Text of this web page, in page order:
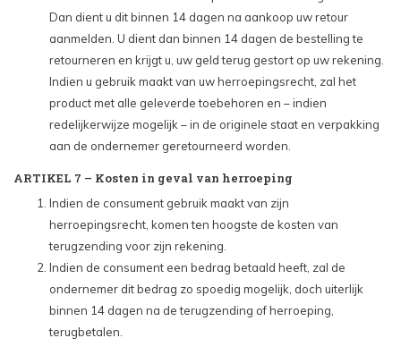
Dan dient u dit binnen 14 dagen na aankoop uw retour
aanmelden. U dient dan binnen 14 dagen de bestelling te
retourneren en krijgt u, uw geld terug gestort op uw rekening.
Indien u gebruik maakt van uw herroepingsrecht, zal het
product met alle geleverde toebehoren en – indien
redelijkerwijze mogelijk – in de originele staat en verpakking
aan de ondernemer geretourneerd worden.
ARTIKEL 7 – Kosten in geval van herroeping
Indien de consument gebruik maakt van zijn
herroepingsrecht, komen ten hoogste de kosten van
terugzending voor zijn rekening.
Indien de consument een bedrag betaald heeft, zal de
ondernemer dit bedrag zo spoedig mogelijk, doch uiterlijk
binnen 14 dagen na de terugzending of herroeping,
terugbetalen.